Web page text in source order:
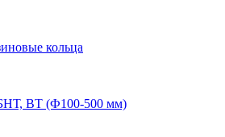
кольца
ВТ (Ф100-500 мм)